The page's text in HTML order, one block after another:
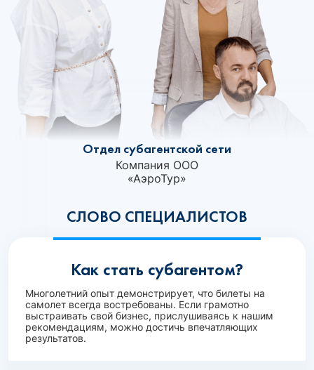
СЛОВО СПЕЦИАЛИСТОВ
Отдел субагентской сети
Компания ООО
«АэроТур»‎
Как стать субагентом?
Многолетний опыт демонстрирует, что билеты на
самолет всегда востребованы. Если грамотно
выстраивать свой бизнес, прислушиваясь к нашим
рекомендациям, можно достичь впечатляющих
результатов.